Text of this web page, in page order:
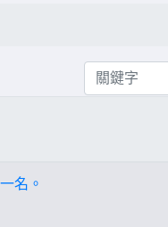
名。